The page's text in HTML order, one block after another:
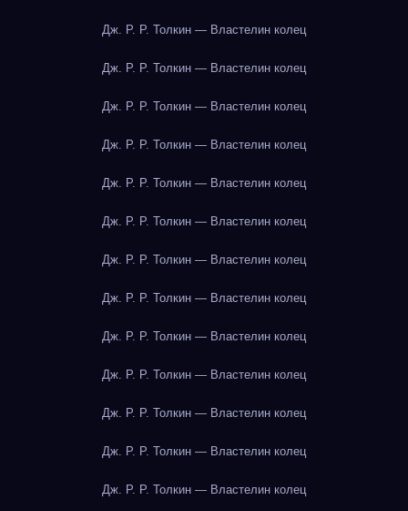
Дж. Р. Р. Толкин — Властелин колец
Дж. Р. Р. Толкин — Властелин колец
Дж. Р. Р. Толкин — Властелин колец
Дж. Р. Р. Толкин — Властелин колец
Дж. Р. Р. Толкин — Властелин колец
Дж. Р. Р. Толкин — Властелин колец
Дж. Р. Р. Толкин — Властелин колец
Дж. Р. Р. Толкин — Властелин колец
Дж. Р. Р. Толкин — Властелин колец
Дж. Р. Р. Толкин — Властелин колец
Дж. Р. Р. Толкин — Властелин колец
Дж. Р. Р. Толкин — Властелин колец
Дж. Р. Р. Толкин — Властелин колец